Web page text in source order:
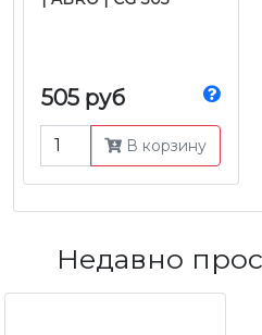
505 руб
В корзину
Недавно